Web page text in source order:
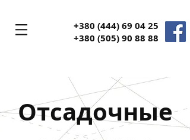
+380 (444) 69 04 25
+380 (505) 90 88 88
Отсадочные